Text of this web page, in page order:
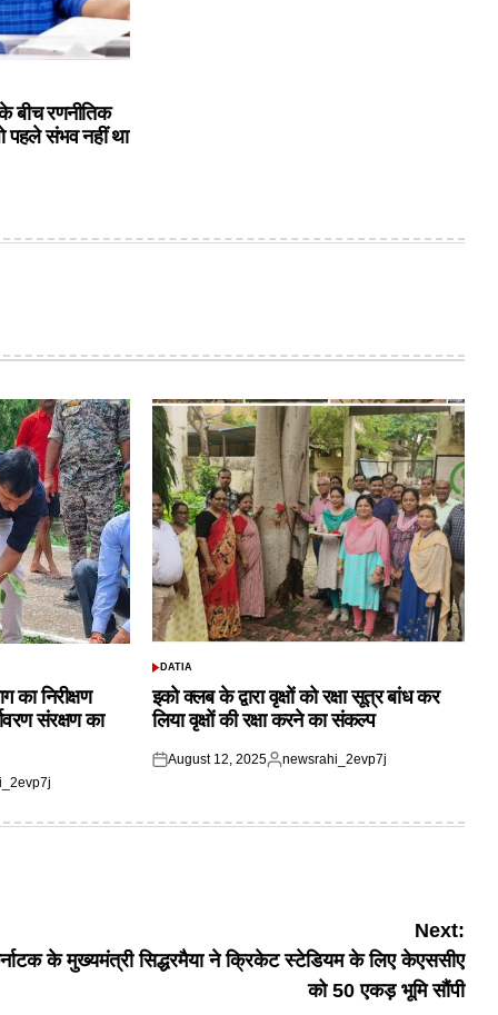
बीच रणनीतिक
पहले संभव नहीं था
का निरीक्षण
संरक्षण का
POSTED
DATIA
इको क्लब के द्वारा वृक्षों को रक्षा सूत्र बांध कर
लिया वृक्षों की रक्षा करने का संकल्प
Posted
August 12, 2025
Posted
newsrahi_2evp7j
Next:
के मुख्यमंत्री सिद्धरमैया ने क्रिकेट स्टेडियम के लिए केएससीए
को 50 एकड़ भूमि सौंपी